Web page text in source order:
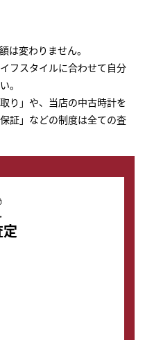
は変わりません。
フスタイルに合わせて自分
。
り」や、当店の中古時計を
証」などの制度は全ての査